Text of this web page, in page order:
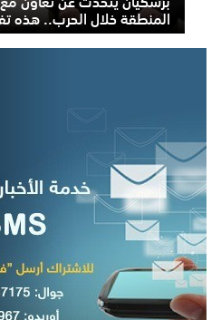
المنطقة خلال الحرب.. هذه